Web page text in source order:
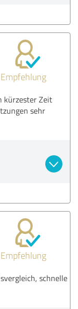
Empfehlung
kürzester Zeit
sehr
Empfehlung
schnelle